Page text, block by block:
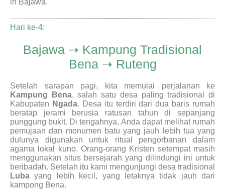
Hari ke-4:
Bajawa ➝ Kampung Tradisional
Bena ➝ Ruteng
Setelah sarapan pagi, kita memulai perjalanan ke
Kampung Bena, salah satu desa paling tradisional di
Kabupaten Ngada. Desa itu terdiri dari dua baris rumah
beratap jerami berusia ratusan tahun di sepanjang
punggung bukit. Di tengahnya, Anda dapat melihat rumah
pemujaan dan monumen batu yang jauh lebih tua yang
dulunya digunakan untuk ritual pengorbanan dalam
agama lokal kuno. Orang-orang Kristen setempat masih
menggunakan situs bersejarah yang dilindungi ini untuk
beribadah. Setelah itu kami mengunjungi desa tradisional
Luba yang lebih kecil, yang letaknya tidak jauh dari
kampong Bena.